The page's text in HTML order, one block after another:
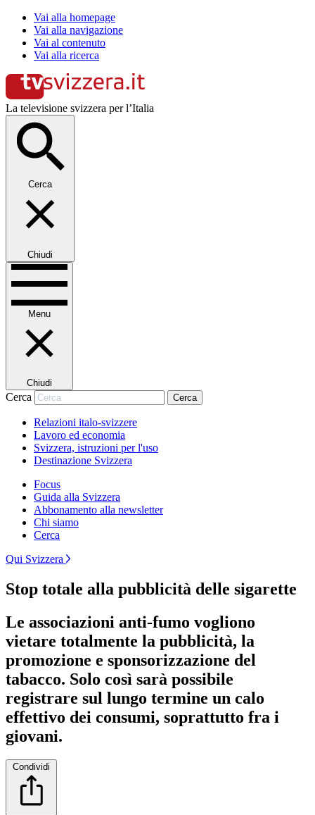
Vai alla homepage
Vai alla navigazione
Vai al contenuto
Vai alla ricerca
La televisione svizzera per l’Italia
Cerca
Chiudi
Menu
Chiudi
Cerca Cerca
Relazioni italo-svizzere
Lavoro ed economia
Svizzera, istruzioni per l'uso
Destinazione Svizzera
Focus
Guida alla Svizzera
Abbonamento alla newsletter
Chi siamo
Cerca
Qui Svizzera
Stop totale alla pubblicità delle sigarette
Le associazioni anti-fumo vogliono
vietare totalmente la pubblicità, la
promozione e sponsorizzazione del
tabacco. Solo così sarà possibile
registrare sul lungo termine un calo
effettivo dei consumi, soprattutto fra i
giovani.
Condividi